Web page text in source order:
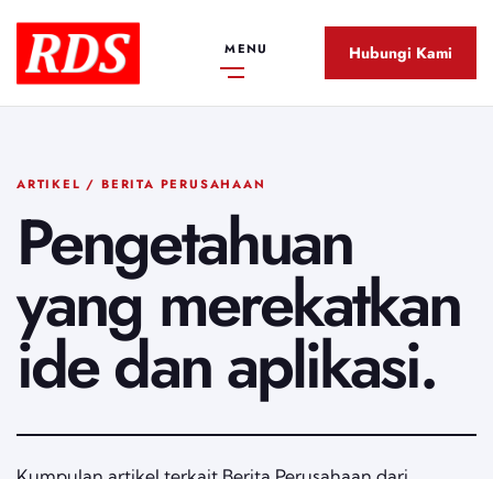
MENU Hubungi Kami
ARTIKEL / BERITA PERUSAHAAN
Pengetahuan
yang merekatkan
ide dan aplikasi.